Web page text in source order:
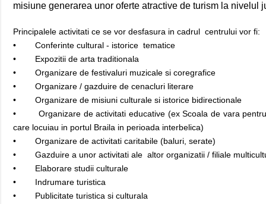
misiune generarea unor oferte atractive de turism la nivelul
Principalele activitati ce se vor desfasura in cadrul centrului vor fi:
• Conferinte cultural - istorice tematice
• Expozitii de arta traditionala
• Organizare de festivaluri muzicale si coregrafice
• Organizare / gazduire de cenacluri literare
• Organizare de misiuni culturale si istorice bidirectionale
• Organizare de activitati educative (ex Scoala de vara pentru
care locuiau in portul Braila in perioada interbelica)
• Organizare de activitati caritabile (baluri, serate)
• Gazduire a unor activitati ale altor organizatii / filiale
• Elaborare studii culturale
• Indrumare turistica
• Publicitate turistica si culturala